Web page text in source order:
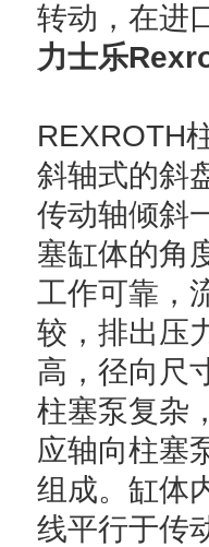
转动，在进
力士乐
REXROTH
斜轴式的斜
传动轴倾斜
塞缸体的角
工作可靠，
较，排出压
高，径向尺
柱塞泵复杂
应轴向柱塞
组成。缸体
线平行于传